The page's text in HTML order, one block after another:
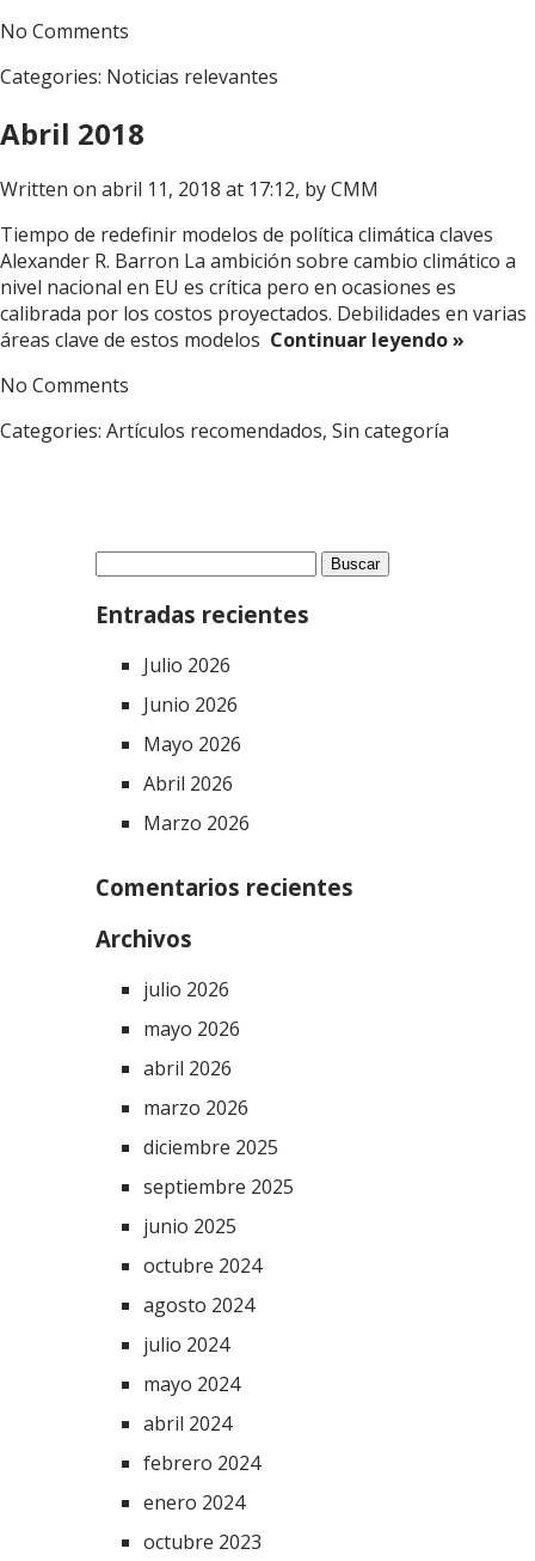
No Comments
Categories: Noticias relevantes
Abril 2018
Written on abril 11, 2018 at 17:12, byCMM
Tiempo de redefinir modelos de política climática claves
Alexander R. Barron La ambición sobre cambio climático a
nivel nacional en EU es crítica pero en ocasiones es
calibrada por los costos proyectados. Debilidades en varias
áreas clave de estos modelos Continuar leyendo »
No Comments
Categories: Artículos recomendados, Sin categoría
Buscar:
Entradas recientes
Julio 2026
Junio 2026
Mayo 2026
Abril 2026
Marzo 2026
Comentarios recientes
Archivos
julio 2026
mayo 2026
abril 2026
marzo 2026
diciembre 2025
septiembre 2025
junio 2025
octubre 2024
agosto 2024
julio 2024
mayo 2024
abril 2024
febrero 2024
enero 2024
octubre 2023